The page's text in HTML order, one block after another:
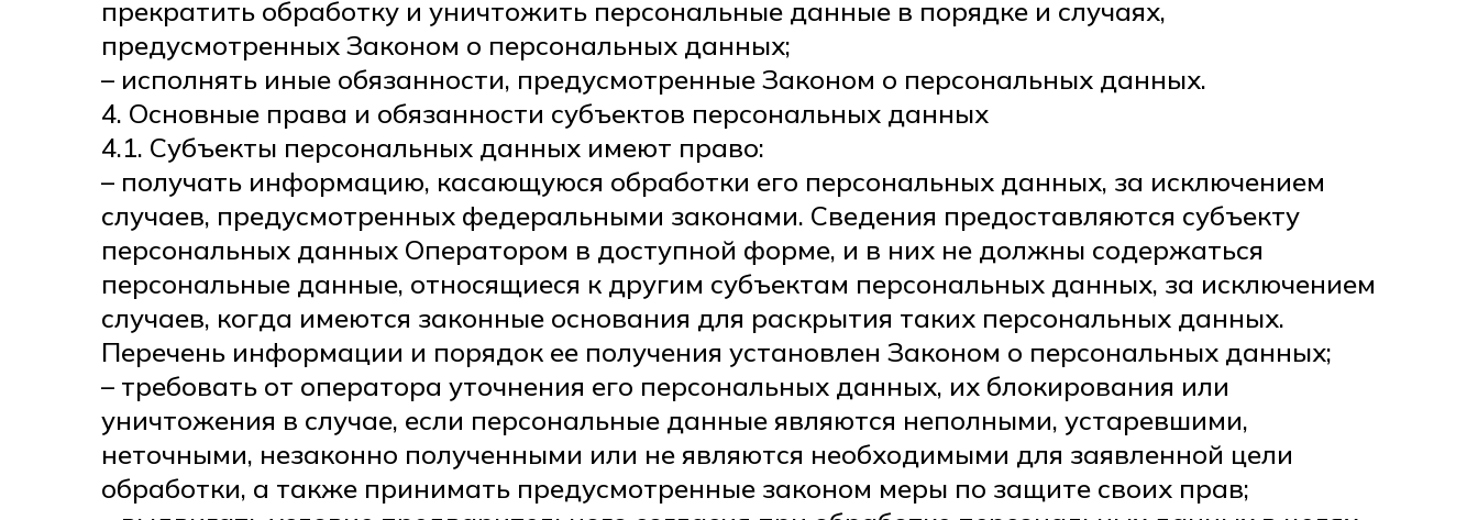
прекратить обработку и уничтожить персональные данные в порядке и случаях,
предусмотренных Законом о персональных данных;
– исполнять иные обязанности, предусмотренные Законом о персональных данных.
4. Основные права и обязанности субъектов персональных данных
4.1. Субъекты персональных данных имеют право:
– получать информацию, касающуюся обработки его персональных данных, за исключением
случаев, предусмотренных федеральными законами. Сведения предоставляются субъекту
персональных данных Оператором в доступной форме, и в них не должны содержаться
персональные данные, относящиеся к другим субъектам персональных данных, за исключением
случаев, когда имеются законные основания для раскрытия таких персональных данных.
Перечень информации и порядок ее получения установлен Законом о персональных данных;
– требовать от оператора уточнения его персональных данных, их блокирования или
уничтожения в случае, если персональные данные являются неполными, устаревшими,
неточными, незаконно полученными или не являются необходимыми для заявленной цели
обработки, а также принимать предусмотренные законом меры по защите своих прав;